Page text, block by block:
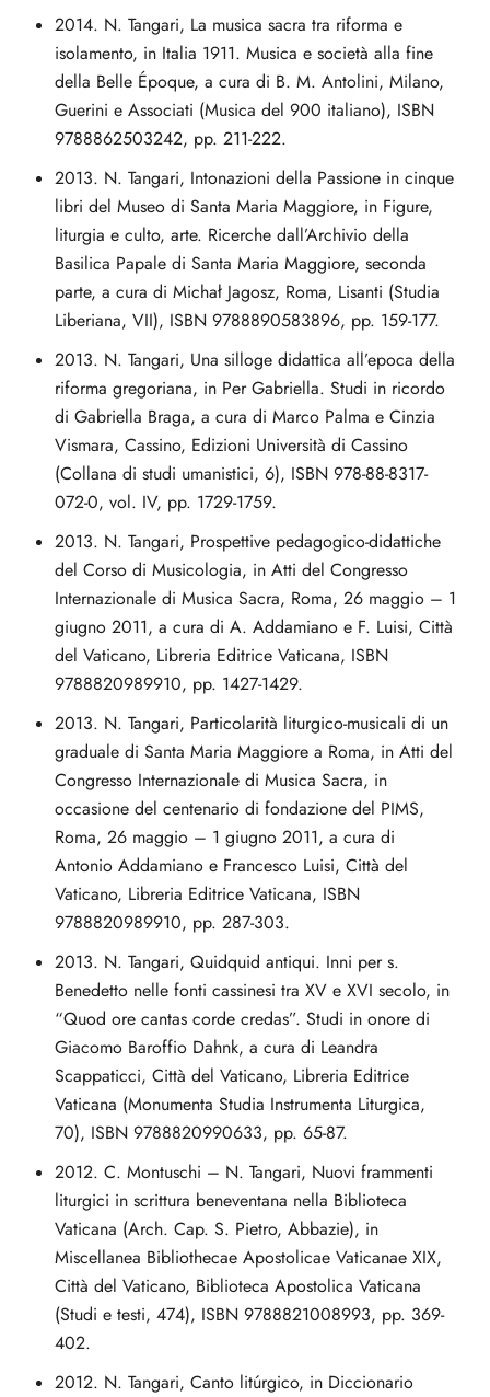
2014. N. Tangari, La musica sacra tra riforma e
isolamento, in Italia 1911. Musica e società alla fine
della Belle Époque, a cura di B. M. Antolini, Milano,
Guerini e Associati (Musica del 900 italiano), ISBN
9788862503242, pp. 211-222.
2013. N. Tangari, Intonazioni della Passione in cinque
libri del Museo di Santa Maria Maggiore, in Figure,
liturgia e culto, arte. Ricerche dall’Archivio della
Basilica Papale di Santa Maria Maggiore, seconda
parte, a cura di Michał Jagosz, Roma, Lisanti (Studia
Liberiana, VII), ISBN 9788890583896, pp. 159-177.
2013. N. Tangari, Una silloge didattica all’epoca della
riforma gregoriana, in Per Gabriella. Studi in ricordo
di Gabriella Braga, a cura di Marco Palma e Cinzia
Vismara, Cassino, Edizioni Università di Cassino
(Collana di studi umanistici, 6), ISBN 978-88-8317-
072-0, vol. IV, pp. 1729-1759.
2013. N. Tangari, Prospettive pedagogico-didattiche
del Corso di Musicologia, in Atti del Congresso
Internazionale di Musica Sacra, Roma, 26 maggio – 1
giugno 2011, a cura di A. Addamiano e F. Luisi, Città
del Vaticano, Libreria Editrice Vaticana, ISBN
9788820989910, pp. 1427-1429.
2013. N. Tangari, Particolarità liturgico-musicali di un
graduale di Santa Maria Maggiore a Roma, in Atti del
Congresso Internazionale di Musica Sacra, in
occasione del centenario di fondazione del PIMS,
Roma, 26 maggio – 1 giugno 2011, a cura di
Antonio Addamiano e Francesco Luisi, Città del
Vaticano, Libreria Editrice Vaticana, ISBN
9788820989910, pp. 287-303.
2013. N. Tangari, Quidquid antiqui. Inni per s.
Benedetto nelle fonti cassinesi tra XV e XVI secolo, in
“Quod ore cantas corde credas”. Studi in onore di
Giacomo Baroffio Dahnk, a cura di Leandra
Scappaticci, Città del Vaticano, Libreria Editrice
Vaticana (Monumenta Studia Instrumenta Liturgica,
70), ISBN 9788820990633, pp. 65-87.
2012. C. Montuschi – N. Tangari, Nuovi frammenti
liturgici in scrittura beneventana nella Biblioteca
Vaticana (Arch. Cap. S. Pietro, Abbazie), in
Miscellanea Bibliothecae Apostolicae Vaticanae XIX,
Città del Vaticano, Biblioteca Apostolica Vaticana
(Studi e testi, 474), ISBN 9788821008993, pp. 369-
402.
2012. N. Tangari, Canto litúrgico, in Diccionario